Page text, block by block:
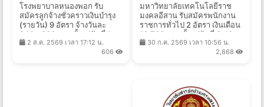
โรงพยาบาลหนองพอก รับ
สมัครลูกจ้างชั่วคราวเงินบำรุง
(รายวัน) 9 อัตรา จ้างวันละ
340 - 660 บาท ตั้งแต่วันที่ 1-
17 ส.ค. 2569
2 ส.ค. 2569 เวลา 17:12 น.
606
มหาวิทยาลัยเทคโนโลยีราช
มงคลอีสาน รับสมัครพนักงาน
ราชการทั่วไป 2 อัตรา เงินเดือน
16,700 บาท ตั้งแต่วันที่ 3-10
ส.ค. 2569
30 ก.ค. 2569 เวลา 10:56 น.
2,668